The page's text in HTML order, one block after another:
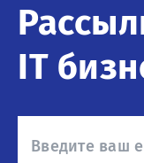
IT